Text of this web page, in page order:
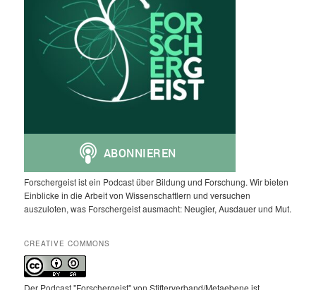
Forschergeist ist ein Podcast über Bildung und Forschung. Wir bieten
Einblicke in die Arbeit von Wissenschaftlern und versuchen
auszuloten, was Forschergeist ausmacht: Neugier, Ausdauer und Mut.
CREATIVE COMMONS